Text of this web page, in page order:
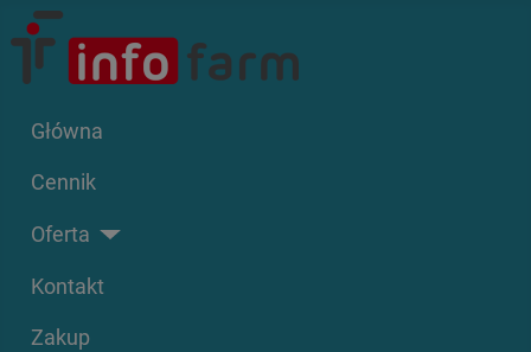
Główna
Cennik
Oferta
Kontakt
Zakup